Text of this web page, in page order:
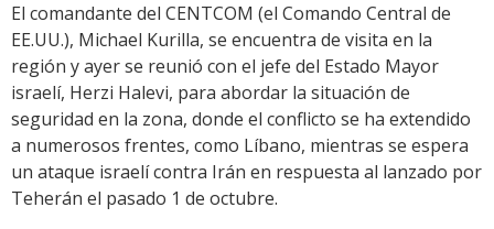
El comandante del CENTCOM (el Comando Central de
EE.UU.), Michael Kurilla, se encuentra de visita en la
región y ayer se reunió con el jefe del Estado Mayor
israelí, Herzi Halevi, para abordar la situación de
seguridad en la zona, donde el conflicto se ha extendido
a numerosos frentes, como Líbano, mientras se espera
un ataque israelí contra Irán en respuesta al lanzado por
Teherán el pasado 1 de octubre.